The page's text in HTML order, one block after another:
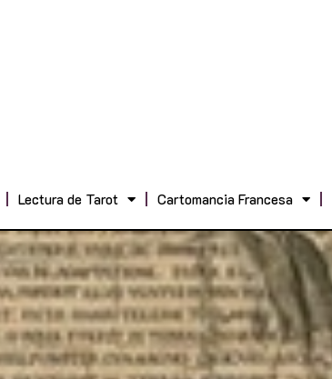
Lectura de Tarot Cartomancia Francesa